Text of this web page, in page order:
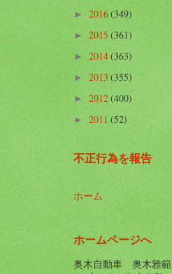
►2016(349)
►2015(361)
►2014(363)
►2013(355)
►2012(400)
►2011(52)
不正行為を報告
ホーム
ホームページへ
奥木自動車 奥木雅範